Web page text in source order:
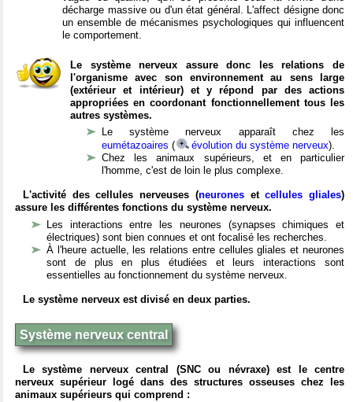
décharge massive ou d'un état général. L'affect désigne donc
un ensemble de mécanismes psychologiques qui influencent
le comportement.
Le système nerveux assure donc les relations de
l'organisme avec son environnement au sens large
(extérieur et intérieur) et y répond par des actions
appropriées en coordonant fonctionnellement tous les
autres systèmes.
Le système nerveux apparaît chez les
eumétazoaires ( évolution du système nerveux).
Chez les animaux supérieurs, et en particulier
l'homme, c'est de loin le plus complexe.
L'activité des cellules nerveuses (neuronesetcellules gliales)
assure les différentes fonctions du système nerveux.
Les interactions entre les neurones (synapses chimiques et
électriques) sont bien connues et ont focalisé les recherches.
À l'heure actuelle, les relations entre cellules gliales et neurones
sont de plus en plus étudiées et leurs interactions sont
essentielles au fonctionnement du système nerveux.
Le système nerveux est divisé en deux parties.
Système nerveux central
Le système nerveux central (SNC ou névraxe) est le centre
nerveux supérieur logé dans des structures osseuses chez les
animaux supérieurs qui comprend :